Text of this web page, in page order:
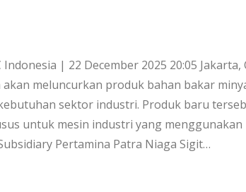
| 22 December 2025 20:05 Jakarta,
meluncurkan produk bahan bakar
sektor industri. Produk baru
untuk mesin industri yang menggunakan
Pertamina Patra Niaga Sigit…